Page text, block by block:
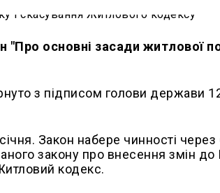
основні засади житлової
з підписом голови держави
Закон набере чинності через
закону про внесення змін
кодекс.